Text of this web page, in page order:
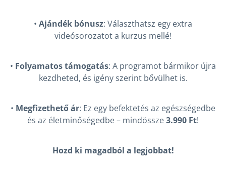
• Ajándék bónusz: Választhatsz egy extra
videósorozatot a kurzus mellé!
• Folyamatos támogatás: A programot bármikor újra
kezdheted, és igény szerint bővülhet is.
• Megfizethető ár: Ez egy befektetés az egészségedbe
és az életminőségedbe – mindössze3.990 Ft!
Hozd ki magadból a legjobbat!